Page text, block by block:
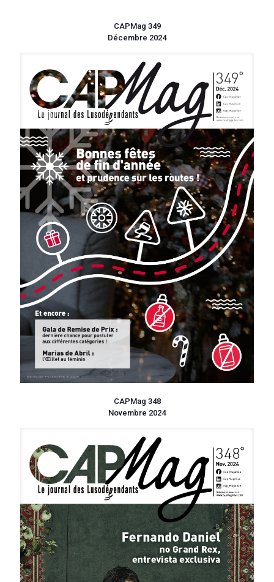
CAPMag 349
Décembre 2024
CAPMag 348
Novembre 2024